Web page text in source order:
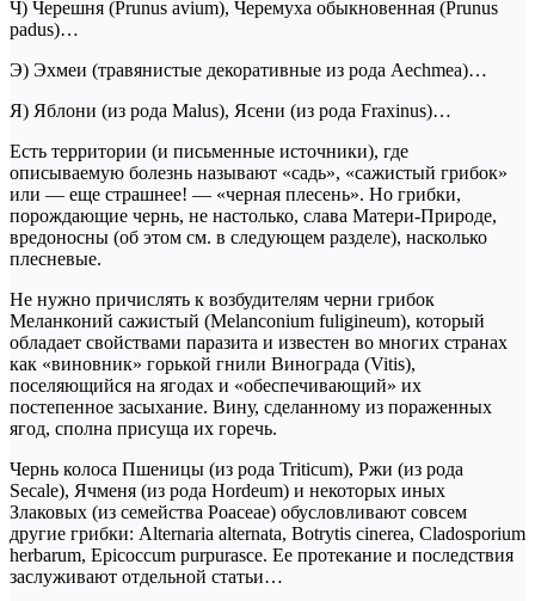
Ч) Черешня (Prunus avium), Черемуха обыкновенная (Prunus
padus)…
Э) Эхмеи (травянистые декоративные из рода Aechmea)…
Я) Яблони (из рода Malus), Ясени (из рода Fraxinus)…
Есть территории (и письменные источники), где
описываемую болезнь называют «садь», «сажистый грибок»
или — еще страшнее! — «черная плесень». Но грибки,
порождающие чернь, не настолько, слава Матери-Природе,
вредоносны (об этом см. в следующем разделе), насколько
плесневые.
Не нужно причислять к возбудителям черни грибок
Меланконий сажистый (Melanconium fuligineum), который
обладает свойствами паразита и известен во многих странах
как «виновник» горькой гнили Винограда (Vitis),
поселяющийся на ягодах и «обеспечивающий» их
постепенное засыхание. Вину, сделанному из пораженных
ягод, сполна присуща их горечь.
Чернь колоса Пшеницы (из рода Triticum), Ржи (из рода
Secale), Ячменя (из рода Hordeum) и некоторых иных
Злаковых (из семейства Poaceae) обусловливают совсем
другие грибки: Alternaria alternata, Botrytis cinerea, Cladosporium
herbarum, Epicoccum purpurasce. Ее протекание и последствия
заслуживают отдельной статьи…